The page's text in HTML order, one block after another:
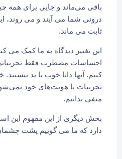
باقی می‌ماند و جایی برای همه
درونی شما می آیند و می روند،
ثابت می ماند.
این تغییر دیدگاه به ما کمک می
احساسات مضطرب فقط
کنیم. آنها ذاتا خوب یا بد
تجربیات یا هویت‌های خود
منفی بدانیم.
بخش دیگری از این مفهوم این
دارد که ما می گوییم پشت